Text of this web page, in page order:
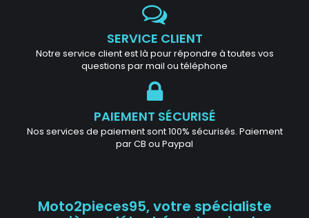
SERVICE CLIENT
Notre service client est là pour répondre à toutes vos
questions par mail ou téléphone
PAIEMENT SÉCURISÉ
Nos services de paiement sont 100% sécurisés. Paiement
par CB ou Paypal
Moto2pieces95, votre spécialiste